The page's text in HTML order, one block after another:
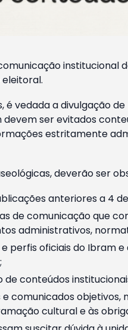
é vedada a divulgação
ser evitados
estritamente
deverão ser
anteriores a 4
de comunicação que
administrativos,
oficiais do Ibram
de conteúdos
comunicados
cultural e às